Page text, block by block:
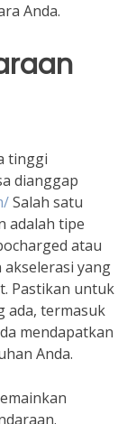
Anda.
tinggi
dianggap
Salah satu
adalah tipe
atau
yang
Pastikan untuk
ada, termasuk
mendapatkan
Anda.